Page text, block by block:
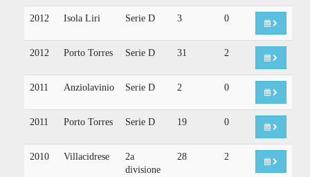
2012 Isola Liri Serie D 3 0
2012 Porto Torres Serie D 31 2
2011 Anziolavinio Serie D 2 0
2011 Porto Torres Serie D 19 0
2010 Villacidrese
2a
divisione
28 2